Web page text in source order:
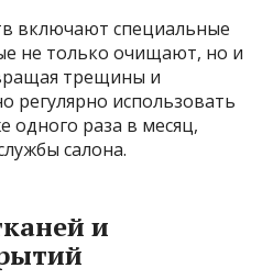
включают специальные
не только очищают, но и
трещины и
регулярно использовать
одного раза в месяц,
салона.
и